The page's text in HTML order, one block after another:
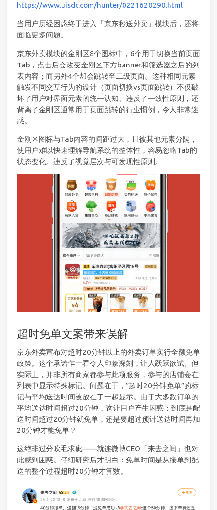
https://www.uisdc.com/hunter/0221620290.html
当用户历经困惑终于进入「京东秒送外卖」模块后，还将
面临更多问题。
京东外卖模块的金刚区8个图标中，6个用于切换当前页面
Tab，点击后会改变金刚区下方banner和筛选器之后的列
表内容；而另外4个却会跳转至二级页面。这种相同元素
触发不同交互行为的设计（页面切换vs页面跳转）不仅破
坏了用户对界面元素的统一认知、违反了一致性原则，还
背离了金刚区通常用于页面跳转的行业惯例，令人非常迷
惑。
金刚区图标与Tab内容的间距过大，且被其他元素分隔，
使用户难以快速理解导航系统的整体性，容易忽略Tab的
状态变化。违反了视觉层次与可发现性原则。
超时免单文案带来误解
京东外卖宣布对超时20分钟以上的外卖订单实行全额免单
政策。这个承诺乍一看令人印象深刻，让人跃跃欲试。但
实际上，并非所有商家都参与此项服务，参与的店铺会在
列表中显示特殊标记。问题在于，”超时20分钟免单”的标
记与平均送达时间被放在了一起显示。由于大多数订单的
平均送达时间超过20分钟，这让用户产生困惑：到底是配
送时间超过20分钟就免单，还是要超过预计送达时间再加
20分钟才能免单？
这绝非过分吹毛求疵——就连微博CEO「来去之间」也对
此感到困惑。仔细研究后才明白：免单时间是从接单到配
送的整个过程超时20分钟才算数。